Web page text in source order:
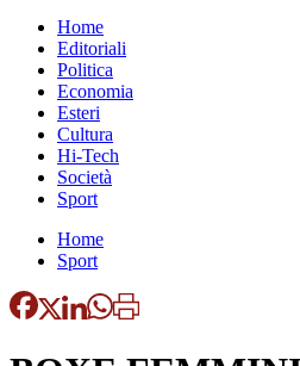
Home
Editoriali
Politica
Economia
Esteri
Cultura
Hi-Tech
Società
Sport
Home
Sport